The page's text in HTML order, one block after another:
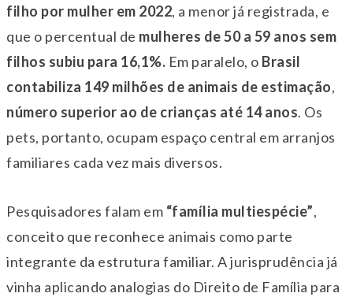
filho por mulher em 2022, a menor já registrada, e
que o percentual de mulheres de 50 a 59 anos sem
filhos subiu para 16,1%. Em paralelo, o Brasil
contabiliza 149 milhões de animais de estimação,
número superior ao de crianças até 14 anos. Os
pets, portanto, ocupam espaço central em arranjos
familiares cada vez mais diversos.
Pesquisadores falam em “família multiespécie”,
conceito que reconhece animais como parte
integrante da estrutura familiar. A jurisprudência já
vinha aplicando analogias do Direito de Família para